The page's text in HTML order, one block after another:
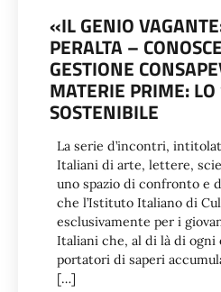
«IL GENIO
PERALTA –
GESTIONE
MATERIE PRIME:
SOSTENIBILE
La serie d’incontri,
Italiani di arte, lettere,
uno spazio di confronto e
che l’Istituto Italiano di
esclusivamente per i
Italiani che, al di là di
portatori di saperi
[…]